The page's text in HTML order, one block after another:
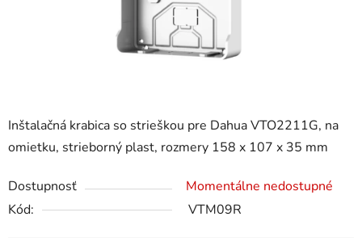
Inštalačná krabica so strieškou pre Dahua VTO2211G, na
omietku, strieborný plast, rozmery 158 x 107 x 35 mm
Dostupnosť
Momentálne nedostupné
Kód:
VTM09R